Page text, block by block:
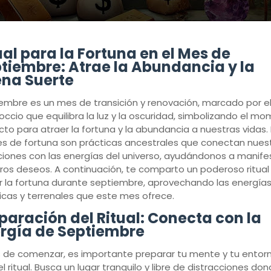
para la Fortuna en el Mes de
Atrae la Abundancia y la
Suerte
es un mes de transición y renovación, marcado por el
que equilibra la luz y la oscuridad, simbolizando el
para atraer la fortuna y la abundancia a nuestras vidas.
de fortuna son prácticas ancestrales que conectan
con las energías del universo, ayudándonos a
deseos. A continuación, te comparto un poderoso
la fortuna durante septiembre, aprovechando las energías
y terrenales que este mes ofrece.
del Ritual: Conecta con la
de Septiembre
de comenzar, es importante preparar tu mente y tu
ritual. Busca un lugar tranquilo y libre de distracciones